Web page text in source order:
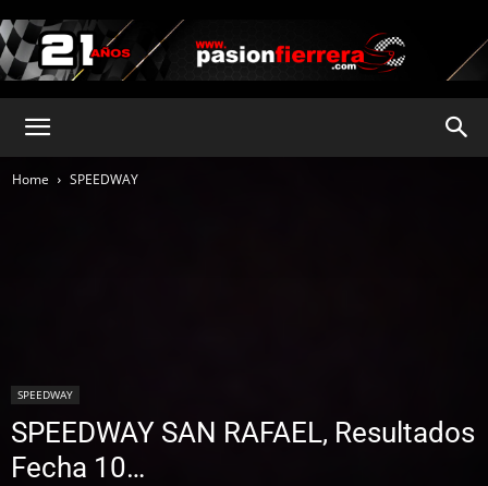
Home SPEEDWAY
SPEEDWAY
SPEEDWAY SAN RAFAEL, Resultados
Fecha 10…